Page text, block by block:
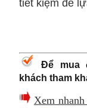
tiết kiệm để
Để mua
khách tham
Xem